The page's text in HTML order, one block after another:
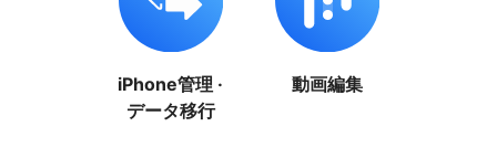
iPhone管理 ·
データ移行
動画編集